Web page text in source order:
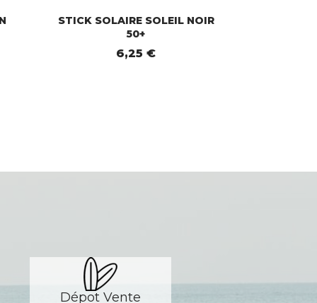
STICK SOLAIRE SOLEIL NOIR
50+
6,25 €
Dépot Vente